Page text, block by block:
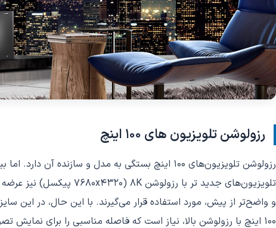
رزولوشن تلویزیون های 100 اینچ
و واضح‌تر از پیش، مورد استفاده قرار می‌گیرند. با این حال، در این
100 اینچ با رزولوشن بالا، نیاز است که فاصله مناسبی را برای نمایش تصویر در نظر بگیرید.